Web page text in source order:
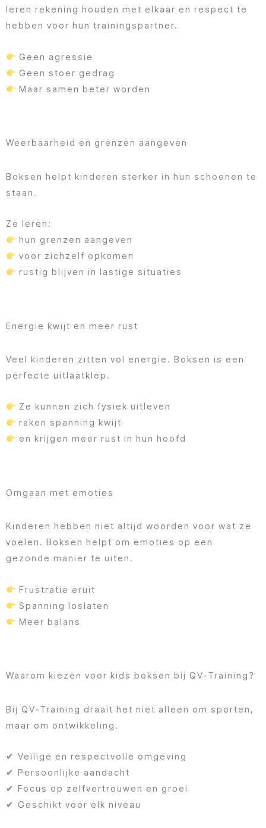
leren rekening houden met elkaar en respect te
hebben voor hun trainingspartner.
Geen agressie
Geen stoer gedrag
Maar samen beter worden
Weerbaarheid en grenzen aangeven
Boksen helpt kinderen sterker in hun schoenen te
staan.
Ze leren:
hun grenzen aangeven
voor zichzelf opkomen
rustig blijven in lastige situaties
Energie kwijt en meer rust
Veel kinderen zitten vol energie. Boksen is een
perfecte uitlaatklep.
Ze kunnen zich fysiek uitleven
raken spanning kwijt
en krijgen meer rust in hun hoofd
Omgaan met emoties
Kinderen hebben niet altijd woorden voor wat ze
voelen. Boksen helpt om emoties op een
gezonde manier te uiten.
Frustratie eruit
Spanning loslaten
Meer balans
Waarom kiezen voor kids boksen bij QV-Training?
Bij QV-Training draait het niet alleen om sporten,
maar om ontwikkeling.
✔ Veilige en respectvolle omgeving
✔ Persoonlijke aandacht
✔ Focus op zelfvertrouwen en groei
✔ Geschikt voor elk niveau